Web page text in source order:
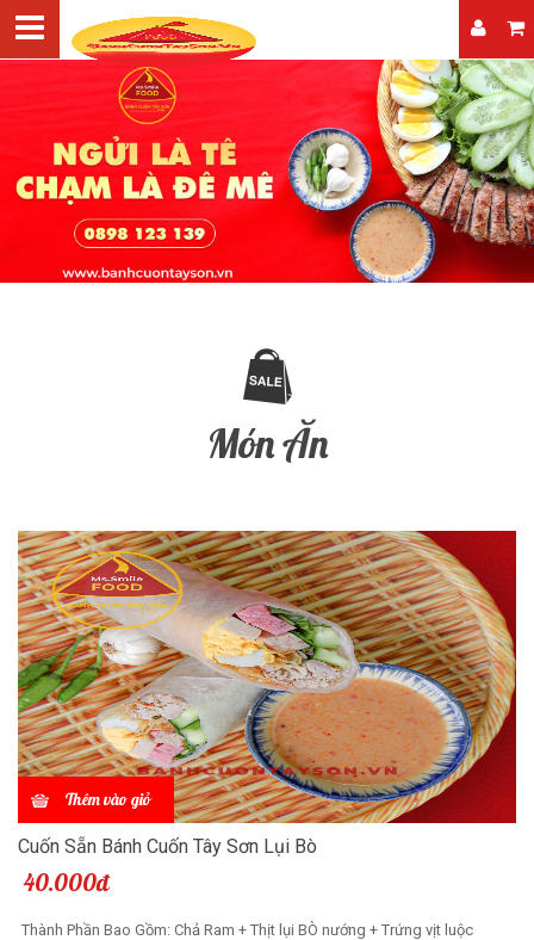
Món Ăn
Thêm vào giỏ
Cuốn Sẵn Bánh Cuốn Tây Sơn Lụi Bò
40.000đ
Thành Phần Bao Gồm: Chả Ram + Thịt lụi BÒ nướng + Trứng vịt luộc